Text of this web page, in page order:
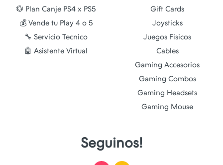
💱 Plan Canje PS4 x PS5
💰 Vende tu Play 4 o 5
🔧 Servicio Tecnico
🤖 Asistente Virtual
Gift Cards
Joysticks
Juegos Fisicos
Cables
Gaming Accesorios
Gaming Combos
Gaming Headsets
Gaming Mouse
Seguinos!